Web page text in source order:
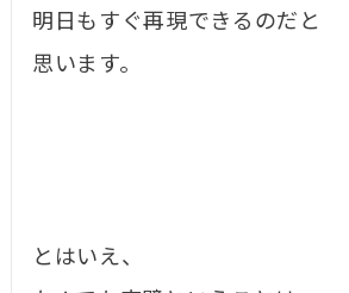
明日もすぐ再現できるのだと
思います。
とはいえ、